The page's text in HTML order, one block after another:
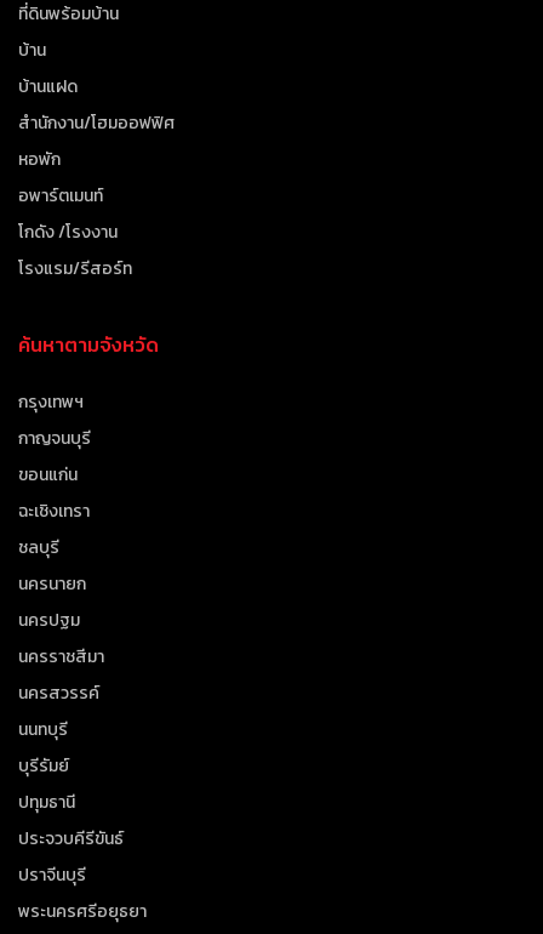
ที่ดินพร้อมบ้าน
บ้าน
บ้านแฝด
สำนักงาน/โฮมออฟฟิศ
หอพัก
อพาร์ตเมนท์
โกดัง /โรงงาน
โรงแรม/รีสอร์ท
ค้นหาตามจังหวัด
กรุงเทพฯ
กาญจนบุรี
ขอนแก่น
ฉะเชิงเทรา
ชลบุรี
นครนายก
นครปฐม
นครราชสีมา
นครสวรรค์
นนทบุรี
บุรีรัมย์
ปทุมธานี
ประจวบคีรีขันธ์
ปราจีนบุรี
พระนครศรีอยุธยา